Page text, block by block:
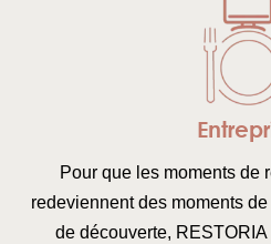
Pour que les moments de
redeviennent des moments
de découverte,